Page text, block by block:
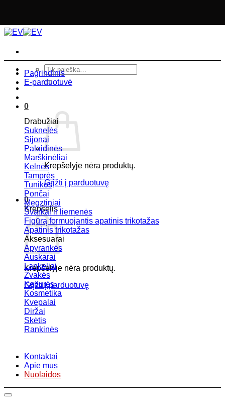
Skip
to
Ieškoti:
0
Krepšelyje nėra produktų.
Grįžti į parduotuvę
0
Krepšelis
Krepšelyje nėra produktų.
Grįžti į parduotuvę
Pagrindinis
E-parduotuvė
Drabužiai
Suknelės
Sijonai
Palaidinės
Marškinėliai
Kelnės
Tamprės
Tunikos
Pončai
Megztiniai
Švarkai ir liemenės
Figūrą formuojantis apatinis trikotažas
Apatinis trikotažas
Aksesuarai
Apyrankės
Auskarai
Lankeliai
Žvakės
Kepurės
Kosmetika
Kvepalai
Diržai
Skėtis
Rankinės
Kontaktai
Apie mus
Nuolaidos